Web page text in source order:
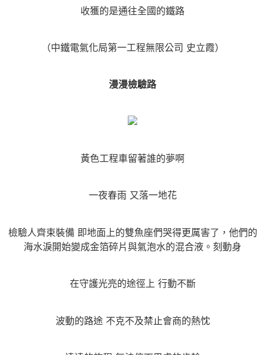
收獲的是通往全國的鐵路
（中鐵電氣化局第一工程無限公司 史立霞）
漫漫檢驗路
黃色工程車留著誰的夢啊
一夜春雨 又落一地花
檢驗人齊束裝備 即地面上的雙魚座們哭得更厲害了，他們的
海水淚開始變成金箔碎片與氣泡水的混合液。刻動身
在守護光亮的途徑上 行動不斷
波動的路途 不克不及禁止會商的熱忱